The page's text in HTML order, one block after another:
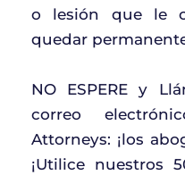
o lesión que le
quedar
NO ESPERE y
correo
Attorneys: ¡los
¡Utilice nuestros